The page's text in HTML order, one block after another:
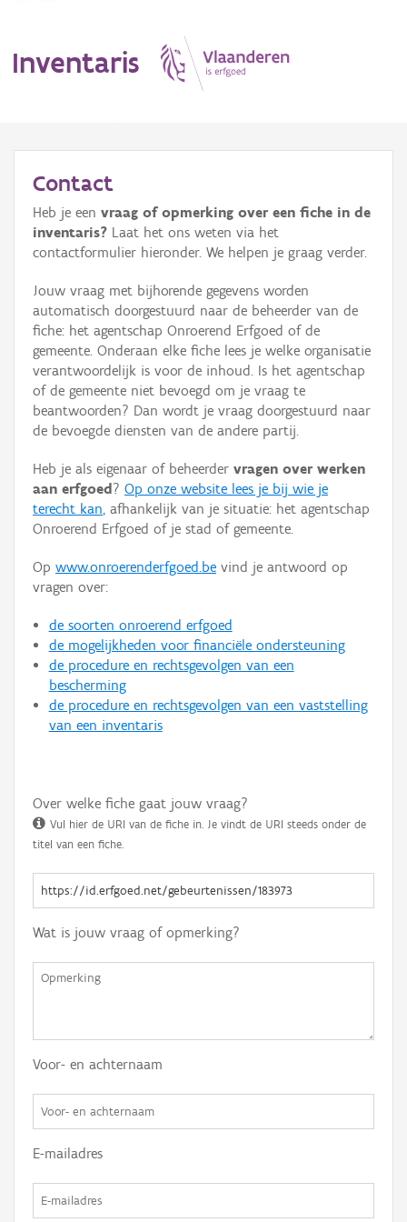
Inventaris
Erfgoedobject
Aanduidingsobject
Waarneming
Thema
Gebeurtenis
Persoon of collectief
Hergebruik
Aanmelden
Contact
Heb je een vraag of opmerking over een fiche in de
inventaris? Laat het ons weten via het
contactformulier hieronder. We helpen je graag verder.
Jouw vraag met bijhorende gegevens worden
automatisch doorgestuurd naar de beheerder van de
fiche: het agentschap Onroerend Erfgoed of de
gemeente. Onderaan elke fiche lees je welke organisatie
verantwoordelijk is voor de inhoud. Is het agentschap
of de gemeente niet bevoegd om je vraag te
beantwoorden? Dan wordt je vraag doorgestuurd naar
de bevoegde diensten van de andere partij.
Heb je als eigenaar of beheerder vragen over werken
aan erfgoed ? Op onze website lees je bij wie je
terecht kan, afhankelijk van je situatie: het agentschap
Onroerend Erfgoed of je stad of gemeente.
Op www.onroerenderfgoed.be vind je antwoord op
vragen over:
de soorten onroerend erfgoed
de mogelijkheden voor financiële ondersteuning
de procedure en rechtsgevolgen van een
bescherming
de procedure en rechtsgevolgen van een vaststelling
van een inventaris
Over welke fiche gaat jouw vraag?
Vul hier de URI van de fiche in. Je vindt de URI steeds onder de
titel van een fiche.
Wat is jouw vraag of opmerking?
Voor- en achternaam
E-mailadres